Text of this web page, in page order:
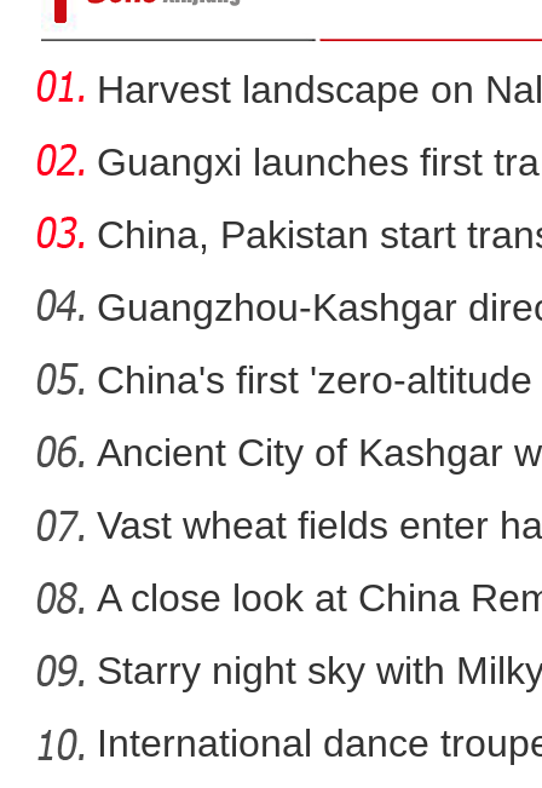
含糖量超15度！在新疆哈密
Harvest landscape on
Guangxi launches first
China, Pakistan start
Guangzhou-Kashgar
China's first 'zero-
Ancient City of Kashgar
Vast wheat fields enter
A close look at China
Starry night sky with
International dance